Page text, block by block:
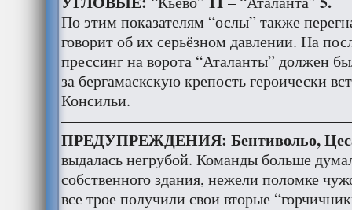
По этим показателям “ослы” также
говорит об их серьёзном давлении. На
прессинг на ворота “Аталанты” должен
за бергамаскскую крепость героически
Консильи.
ПРЕДУПРЕЖДЕНИЯ: Бентивольо,
выдалась негрубой. Команды больше
собственного здания, нежели поломке
все трое получили свои вторые